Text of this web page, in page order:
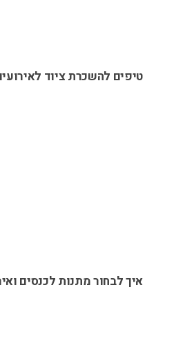
טיפים להשכרת ציוד
איך לבחור מתנות לכנסים